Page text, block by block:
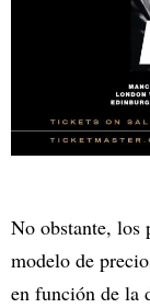
No obstante, los
modelo de
en función de la